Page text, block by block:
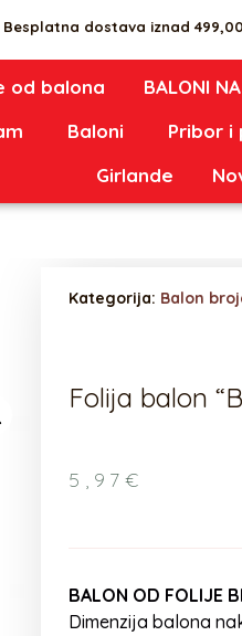
Besplatna dostava iznad
od balona BALONI
Baloni Pribor i
Girlande
Kategorija: Balon
Folija balon
5,97 €
BALON OD FOLIJE
Dimenzija balona